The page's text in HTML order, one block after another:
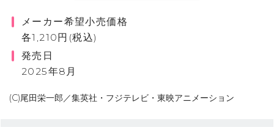
メーカー希望小売価格
各1,210円(税込)
発売日
2025年8月
(C)尾田栄一郎／集英社・フジテレビ・東映アニメーション